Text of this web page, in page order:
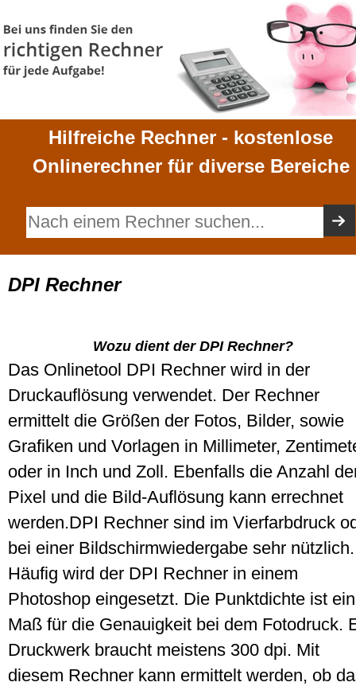
Hilfreiche Rechner - kostenlose
Onlinerechner für diverse Bereiche
DPI Rechner
Wozu dient der DPI Rechner?
Das Onlinetool DPI Rechner wird in der
Druckauflösung verwendet. Der Rechner
ermittelt die Größen der Fotos, Bilder, sowie
Grafiken und Vorlagen in Millimeter,
oder in Inch und Zoll. Ebenfalls die Anzahl
Pixel und die Bild-Auflösung kann errechnet
werden.DPI Rechner sind im Vierfarbdruck
bei einer Bildschirmwiedergabe sehr nützlich.
Häufig wird der DPI Rechner in einem
Photoshop eingesetzt. Die Punktdichte ist ein
Maß für die Genauigkeit bei dem Fotodruck.
Druckwerk braucht meistens 300 dpi. Mit
diesem Rechner kann ermittelt werden, ob